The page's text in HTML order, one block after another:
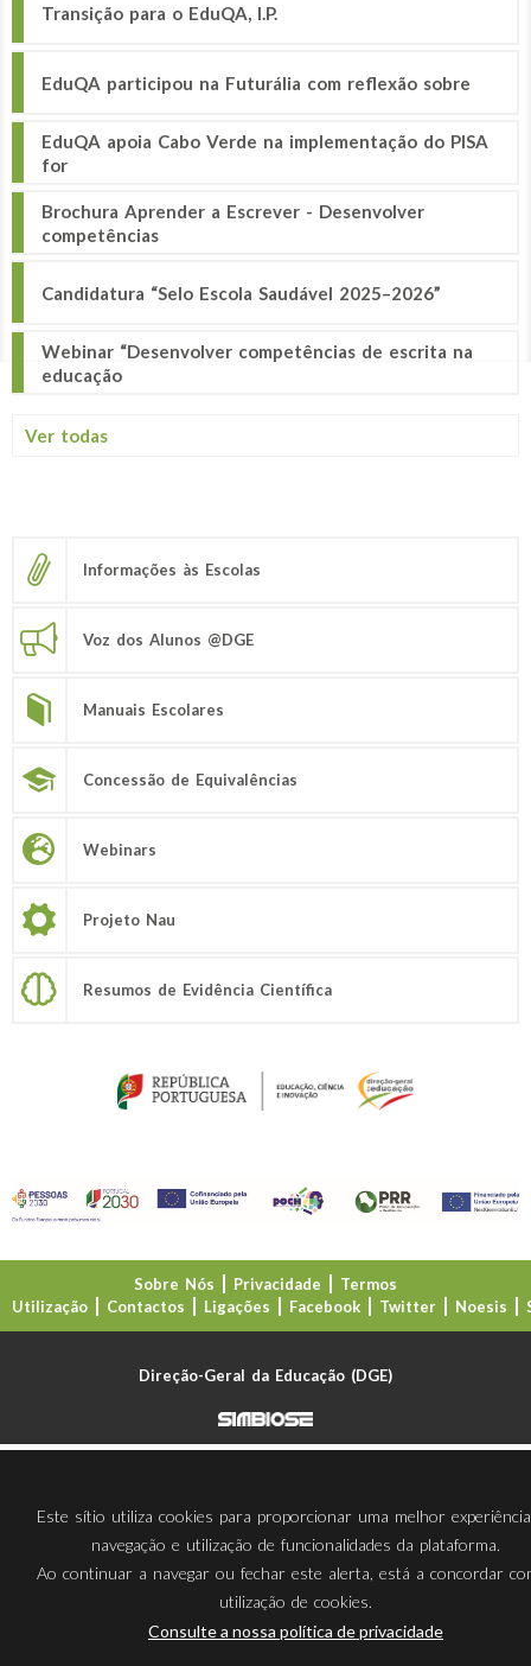
Transição para o EduQA, I.P.
EduQA participou na Futurália com reflexão sobre
EduQA apoia Cabo Verde na implementação do PISA
for
Brochura Aprender a Escrever - Desenvolver
competências
Candidatura “Selo Escola Saudável 2025–2026”
Webinar “Desenvolver competências de escrita na
educação
Ver todas
Informações às Escolas
Voz dos Alunos @DGE
Manuais Escolares
Concessão de Equivalências
Webinars
Projeto Nau
Resumos de Evidência Científica
Sobre Nós Privacidade
Termos
Utilização
Contactos Ligações Facebook Twitter Noesis
Direção-Geral da Educação (DGE)
Este sítio utiliza cookies para proporcionar uma melhor
navegação e utilização de funcionalidades da plataforma.
Ao continuar a navegar ou fechar este alerta, está a concordar
utilização de cookies.
Consulte a nossa política de privacidade